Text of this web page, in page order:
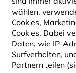
wählen,
Cookies,
Cookies. Dabei
Daten, wie IP-
Surfverhalten,
Partnern teilen